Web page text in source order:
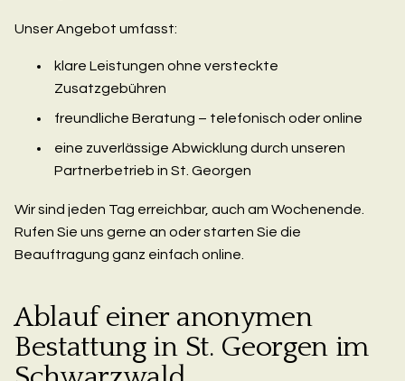
Unser Angebot umfasst:
klare Leistungen ohne versteckte
Zusatzgebühren
freundliche Beratung – telefonisch oder online
eine zuverlässige Abwicklung durch unseren
Partnerbetrieb in St. Georgen
Wir sind jeden Tag erreichbar, auch am Wochenende.
Rufen Sie uns gerne an oder starten Sie die
Beauftragung ganz einfach online.
Ablauf einer anonymen
Bestattung in St. Georgen im